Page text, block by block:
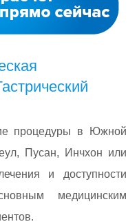
процедуры в Южной
Пусан, Инчхон или
и доступности
медицинским